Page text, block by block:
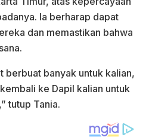
Ia berharap dapat
dan memastikan bahwa
berbuat banyak untuk kalian,
ke Dapil kalian untuk
tutup Tania.